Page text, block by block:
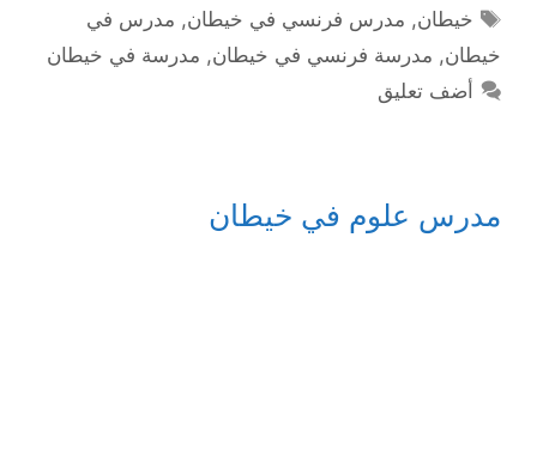
الوسوم
خيطان, مدرس فرنسي في خيطان, مدرس في
خيطان, مدرسة فرنسي في خيطان, مدرسة في خيطان
أضف تعليق
مدرس علوم في خيطان